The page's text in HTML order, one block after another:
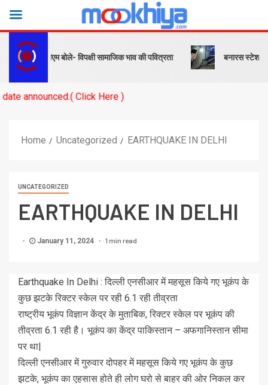
पीएम बोले- विपक्षी सामाजिक भाव की पवित्रता बनारस स्टेशन के
Click Here )
Home Uncategorized EARTHQUAKE IN DELHI
UNCATEGORIZED
EARTHQUAKE IN DELHI
January 11, 2024 1 min read
Earthquake In Delhi : दिल्ली एनसीआर में महसूस किये गए भूकंप के
कुछ झटके रिक्टर स्केल पर रही 6.1 रही तीव्रता
राष्ट्रीय भूकंप विज्ञान केंद्र के मुताबिक, रिक्टर स्केल पर भूकंप की
तीव्रता 6.1 रही है। भूकंप का केंद्र पाकिस्तान – अफगानिस्तान सीमा
पर था|
दिल्ली एनसीआर में गुरुवार दोपहर में महसूस किये गए भूकंप के कुछ
झटके, भूकंप का एहसास होते ही लोग घरो से बाहर की ओर निकल कर